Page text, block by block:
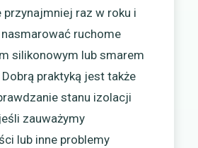
przynajmniej raz w roku i
ruchome
silikonowym lub smarem
praktyką jest także
stanu izolacji
zauważymy
lub inne problemy